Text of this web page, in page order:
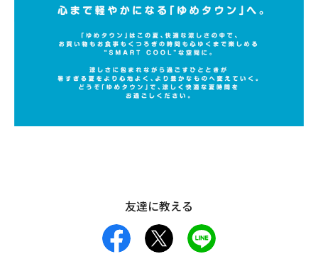
友達に教える
facebook